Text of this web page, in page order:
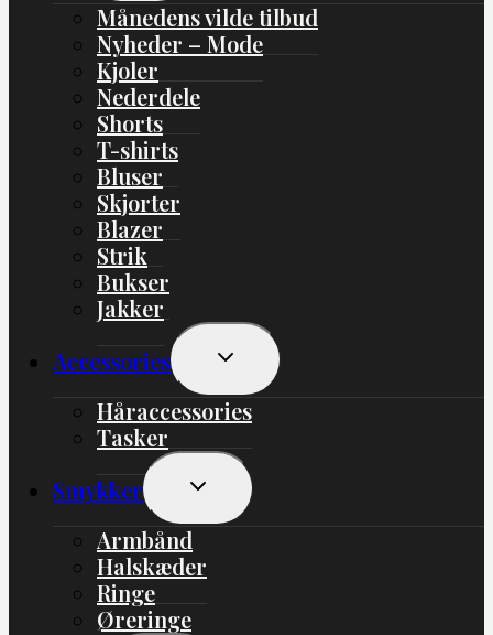
Månedens vilde tilbud
Nyheder – Mode
Kjoler
Nederdele
Shorts
T-shirts
Bluser
Skjorter
Blazer
Strik
Bukser
Jakker
Accessories
Skift
Undermenu
Håraccessories
Tasker
Smykker
Skift
Undermenu
Armbånd
Halskæder
Ringe
Øreringe